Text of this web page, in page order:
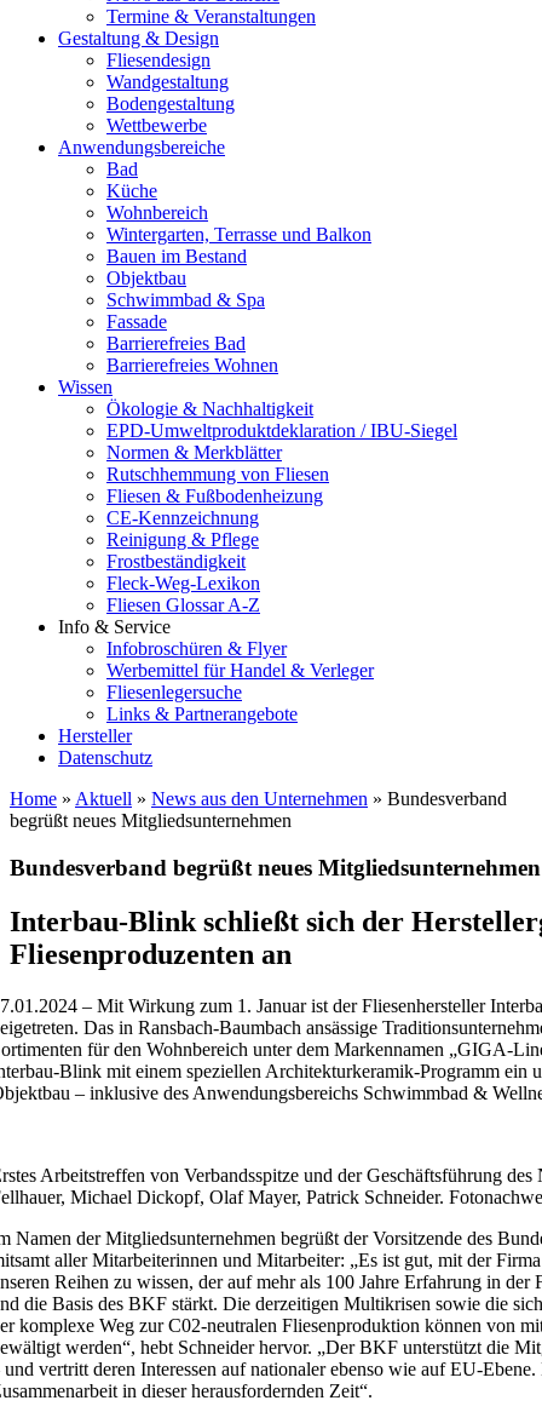
Termine & Veranstaltungen
Gestaltung & Design
Fliesendesign
Wandgestaltung
Bodengestaltung
Wettbewerbe
Anwendungsbereiche
Bad
Küche
Wohnbereich
Wintergarten, Terrasse und Balkon
Bauen im Bestand
Objektbau
Schwimmbad & Spa
Fassade
Barrierefreies Bad
Barrierefreies Wohnen
Wissen
Ökologie & Nachhaltigkeit
EPD-Umweltproduktdeklaration / IBU-Siegel
Normen & Merkblätter
Rutschhemmung von Fliesen
Fliesen & Fußbodenheizung
CE-Kennzeichnung
Reinigung & Pflege
Frostbeständigkeit
Fleck-Weg-Lexikon
Fliesen Glossar A-Z
Info & Service
Infobroschüren & Flyer
Werbemittel für Handel & Verleger
Fliesenlegersuche
Links & Partnerangebote
Hersteller
Datenschutz
Home » Aktuell » News aus den Unternehmen » Bundesverband
begrüßt neues Mitgliedsunternehmen
Bundesverband begrüßt neues Mitgliedsunternehmen
Interbau-Blink schließt sich der
Fliesenproduzenten an
– Mit Wirkung zum 1. Januar ist der Fliesenhersteller
Das in Ransbach-Baumbach ansässige
für den Wohnbereich unter dem Markennamen „GIGA-
Blink mit einem speziellen Architekturkeramik-Programm ein
– inklusive des Anwendungsbereichs Schwimmbad &
Arbeitstreffen von Verbandsspitze und der Geschäftsführung
Michael Dickopf, Olaf Mayer, Patrick Schneider.
Namen der Mitgliedsunternehmen begrüßt der Vorsitzende des
aller Mitarbeiterinnen und Mitarbeiter: „Es ist gut, mit der
Reihen zu wissen, der auf mehr als 100 Jahre Erfahrung in
die Basis des BKF stärkt. Die derzeitigen Multikrisen sowie die
komplexe Weg zur C02-neutralen Fliesenproduktion können von
werden“, hebt Schneider hervor. „Der BKF unterstützt die
und vertritt deren Interessen auf nationaler ebenso wie auf EU-
in dieser herausfordernden Zeit“.